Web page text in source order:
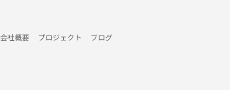
会社概要 プロジェクト ブログ